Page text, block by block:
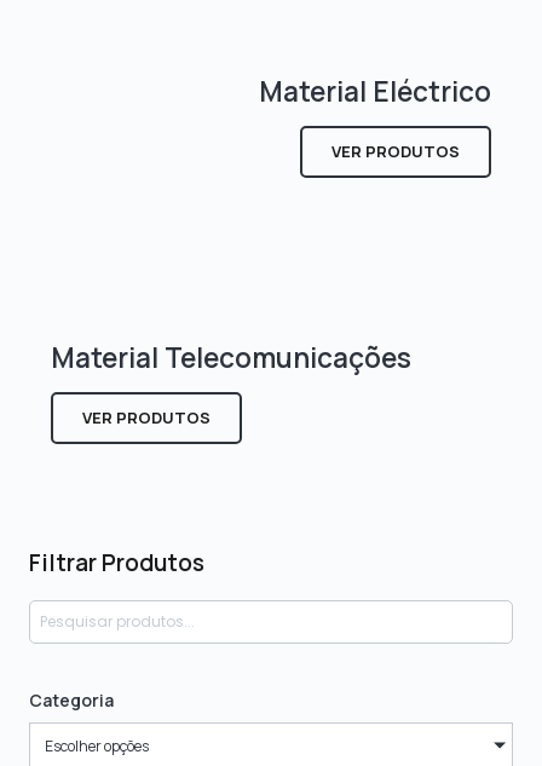
Filtrar Produtos
Categoria
Escolher opções
Material Eléctrico
VER PRODUTOS
Material Telecomunicações
VER PRODUTOS